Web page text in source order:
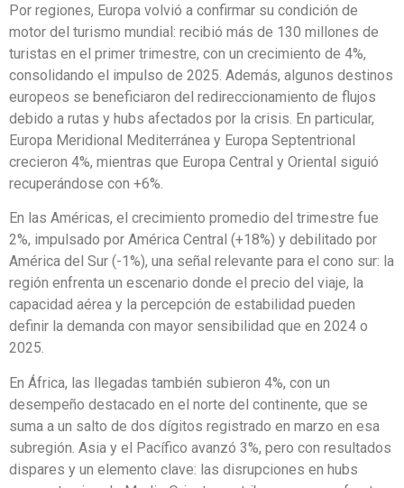
Por regiones, Europa volvió a confirmar su condición de
motor del turismo mundial: recibió más de 130 millones de
turistas en el primer trimestre, con un crecimiento de 4%,
consolidando el impulso de 2025. Además, algunos destinos
europeos se beneficiaron del redireccionamiento de flujos
debido a rutas y hubs afectados por la crisis. En particular,
Europa Meridional Mediterránea y Europa Septentrional
crecieron 4%, mientras que Europa Central y Oriental siguió
recuperándose con +6%.
En las Américas, el crecimiento promedio del trimestre fue
2%, impulsado por América Central (+18%) y debilitado por
América del Sur (-1%), una señal relevante para el cono sur: la
región enfrenta un escenario donde el precio del viaje, la
capacidad aérea y la percepción de estabilidad pueden
definir la demanda con mayor sensibilidad que en 2024 o
2025.
En África, las llegadas también subieron 4%, con un
desempeño destacado en el norte del continente, que se
suma a un salto de dos dígitos registrado en marzo en esa
subregión. Asia y el Pacífico avanzó 3%, pero con resultados
dispares y un elemento clave: las disrupciones en hubs